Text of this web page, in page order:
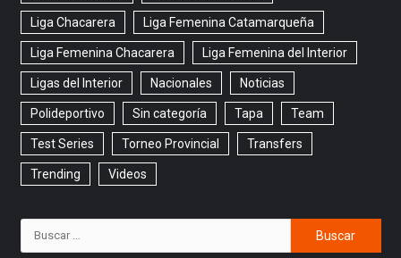
Liga Chacarera Liga Femenina Catamarqueña
Liga Femenina Chacarera Liga Femenina del Interior
Ligas del Interior Nacionales Noticias
Polideportivo Sin categoría Tapa Team
Test Series Torneo Provincial Transfers
Trending Videos